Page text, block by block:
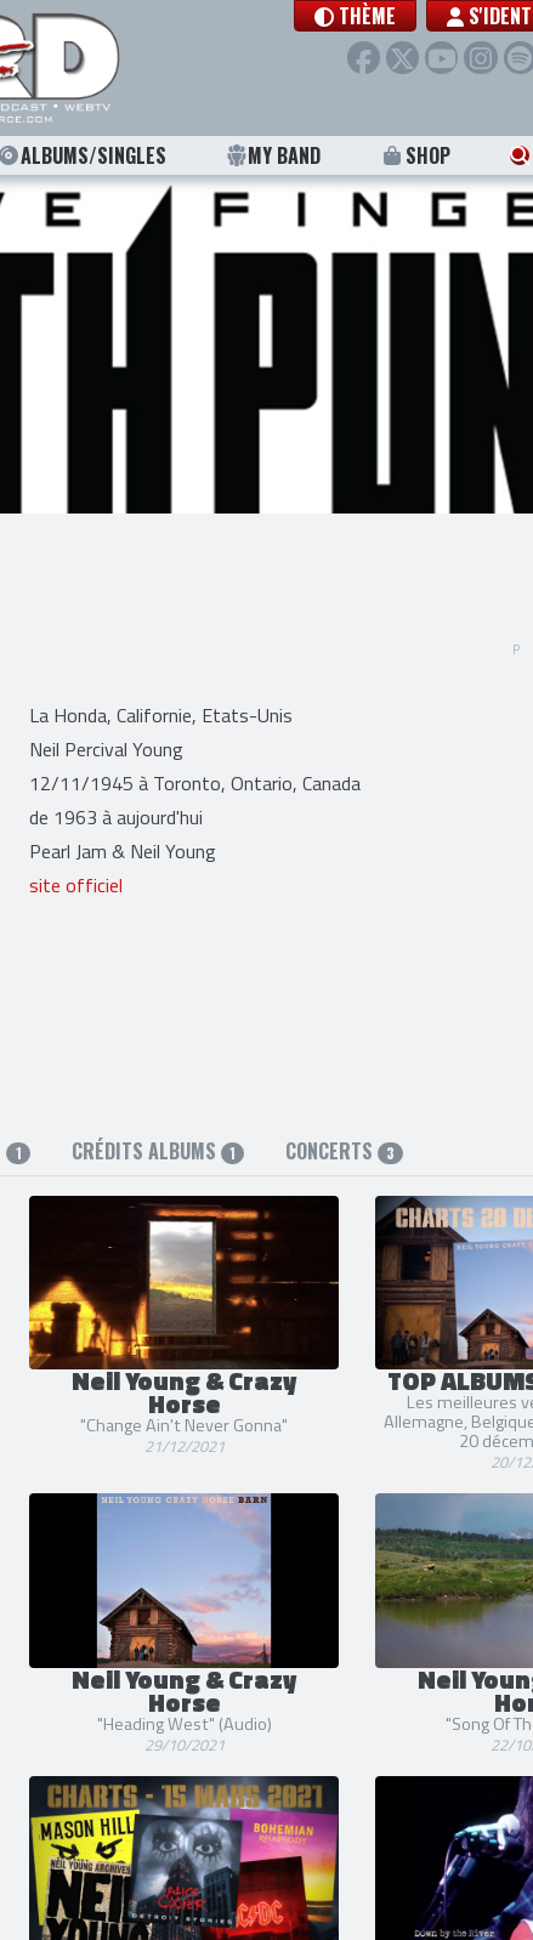
THÈME
ALBUMS/SINGLES MY BAND SHOP
La Honda, Californie, Etats-Unis
Neil Percival Young
12/11/1945 à Toronto, Ontario, Canada
de 1963 à aujourd'hui
Pearl Jam & Neil Young
site officiel
1 CRÉDITS ALBUMS 1 CONCERTS 3
Neil Young & Crazy
Horse
"Change Ain't Never Gonna"
21/12/2021
TOP
Les meilleures
Allemagne,
20
20/
Neil Young & Crazy
Horse
"Heading West" (Audio)
29/10/2021
Neil
"Song Of
22/